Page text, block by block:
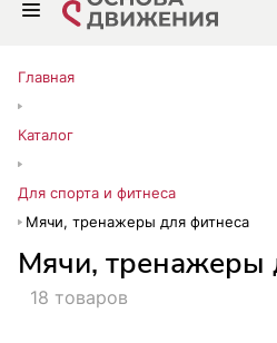
Главная
Каталог
Для спорта и фитнеса
Мячи, тренажеры для фитнеса
Мячи, тренажеры
18 товаров